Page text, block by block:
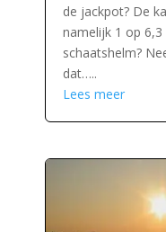
de jackpot? De
namelijk 1 op
schaatshelm?
dat…..
Lees meer